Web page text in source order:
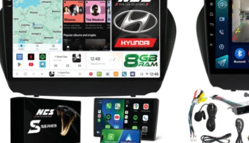
Brak produktów w